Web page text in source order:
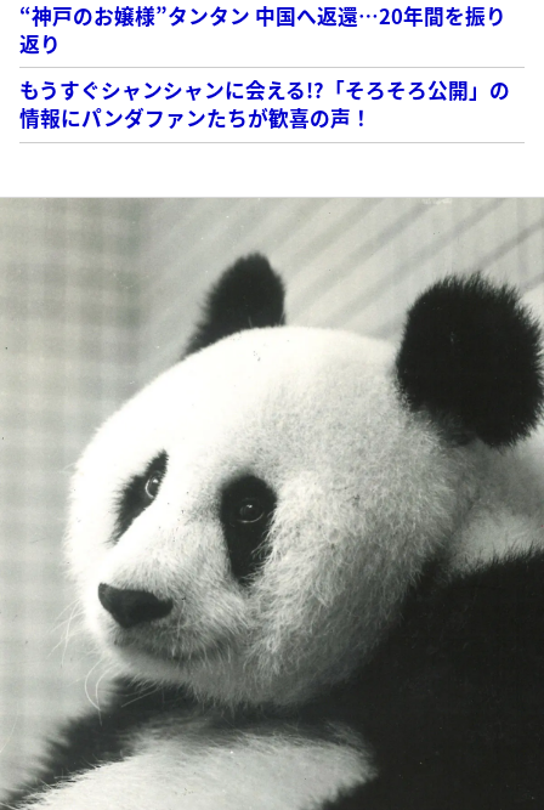
“神戸のお嬢様”タンタン 中国へ返還…20年間を振り
返り
もうすぐシャンシャンに会える!?「そろそろ公開」の
情報にパンダファンたちが歓喜の声！